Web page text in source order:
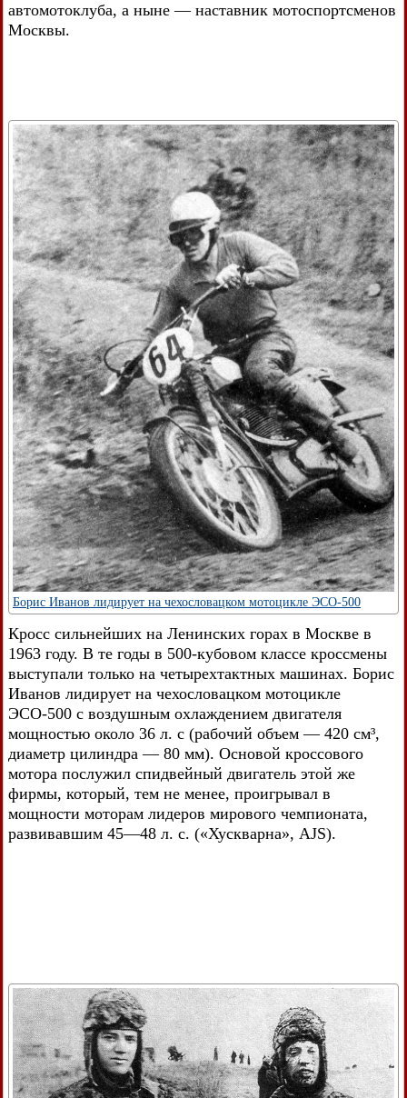
автомотоклуба, а ныне — наставник мотоспортсменов
Москвы.
Борис Иванов лидирует на чехословацком мотоцикле ЭСО-500
Кросс сильнейших на Ленинских горах в Москве в
1963 году. В те годы в 500-кубовом классе кроссмены
выступали только на четырехтактных машинах. Борис
Иванов лидирует на чехословацком мотоцикле
ЭСО-500 с воздушным охлаждением двигателя
мощностью около 36 л. с (рабочий объем — 420 см³,
диаметр цилиндра — 80 мм). Основой кроссового
мотора послужил спидвейный двигатель этой же
фирмы, который, тем не менее, проигрывал в
мощности моторам лидеров мирового чемпионата,
развивавшим 45—48 л. с. («Хускварна», AJS).